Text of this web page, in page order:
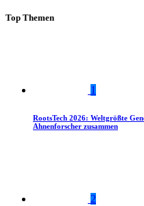
Top Themen
1
RootsTech 2026: Weltgrößte
Ahnenforscher zusammen
2